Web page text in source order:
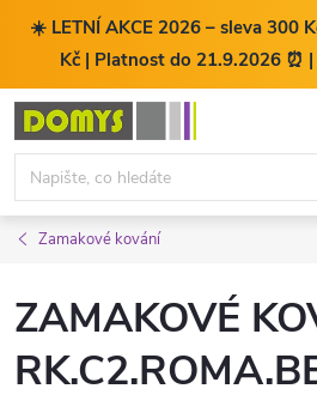
☀️ LETNÍ AKCE 2026 – sleva 300
Kč | Platnost do 21.9.2026 ⏰ |
Přejít
obsah
Zamakové kování
ZAMAKOVÉ